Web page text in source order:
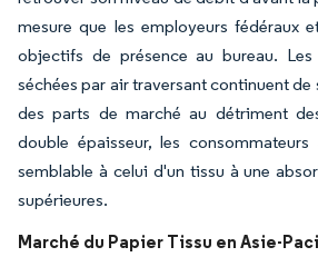
mesure que les employeurs fédéraux
objectifs de présence au bureau.
séchées par air traversant continuent
des parts de marché au détriment
double épaisseur, les
semblable à celui d'un tissu à une
supérieures.
Marché du Papier Tissu en Asie-